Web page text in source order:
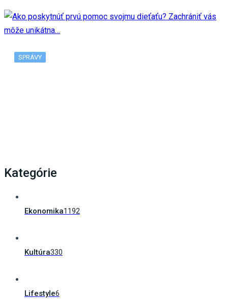
SPRÁVY
Kategórie
Ekonomika1192
Kultúra330
Lifestyle6